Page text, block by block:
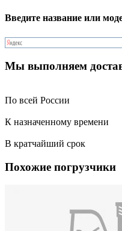
Введите название или
Мы выполняем
По всей России
К назначенному времени
В кратчайший срок
Похожие погрузчики